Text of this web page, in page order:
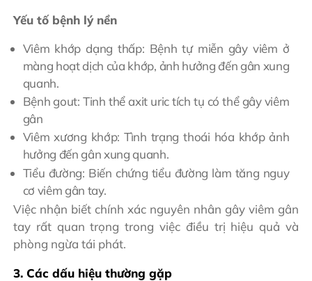
Yếu tố bệnh lý nền
Viêm khớp dạng thấp: Bệnh tự miễn gây viêm ở
màng hoạt dịch của khớp, ảnh hưởng đến gân xung
quanh.
Bệnh gout: Tinh thể axit uric tích tụ có thể gây viêm
gân
Viêm xương khớp: Tình trạng thoái hóa khớp ảnh
hưởng đến gân xung quanh.
Tiểu đường: Biến chứng tiểu đường làm tăng nguy
cơ viêm gân tay.
Việc nhận biết chính xác nguyên nhân gây viêm gân
tay rất quan trọng trong việc điều trị hiệu quả và
phòng ngừa tái phát.
3. Các dấu hiệu thường gặp